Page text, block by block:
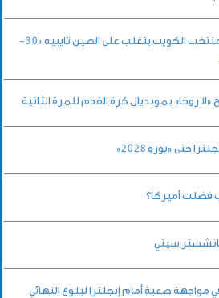
«يد آسيا للشباب 2026».. منتخب الكويت يتغلب على الصين تايبيه «30-
روخا» بمونديال كرة القدم للمرة الثانية
حتى «يورو 2028»
فضلت أميركا؟
سيتي